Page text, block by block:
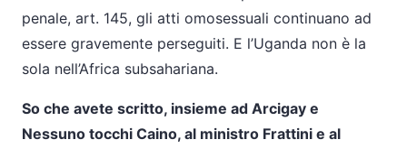
penale, art. 145, gli atti omosessuali continuano ad
essere gravemente perseguiti. E l’Uganda non è la
sola nell’Africa subsahariana.
So che avete scritto, insieme ad Arcigay e
Nessuno tocchi Caino, al ministro Frattini e al